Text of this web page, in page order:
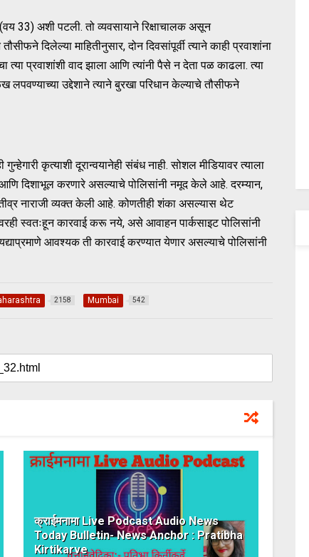
33) अशी पटली. तो व्यवसायाने रिक्षाचालक असून
दिलेल्या माहितीनुसार, दोन दिवसांपूर्वी त्याने काही प्रवाशांना
प्रवाशांशी वाद झाला आणि त्यांनी पैसे न देता पळ काढला. त्या
उद्देशाने त्याने बुरखा परिधान केल्याचे तौसीफने
कृत्याशी दूरान्वयानेही संबंध नाही. सोशल मीडियावर त्याला
दिशाभूल करणारे असल्याचे पोलिसांनी नमूद केले आहे. दरम्यान,
तीव्र नाराजी व्यक्त केली आहे. कोणतीही शंका असल्यास थेट
स्वतःहून कारवाई करू नये, असे आवाहन पार्कसाइट पोलिसांनी
आवश्यक ती कारवाई करण्यात येणार असल्याचे पोलिसांनी
2158 Mumbai 542
क्राईमनामा Live Podcast Audio News
Today Bulletin- News Anchor : Pratibha
Kirtikarve